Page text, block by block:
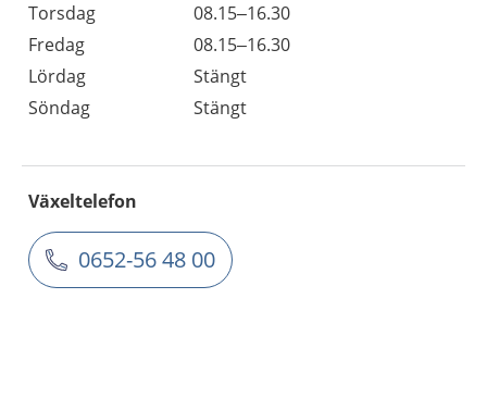
Torsdag
08.15–16.30
Fredag
08.15–16.30
Lördag
Stängt
Söndag
Stängt
Växeltelefon
0652-56 48 00